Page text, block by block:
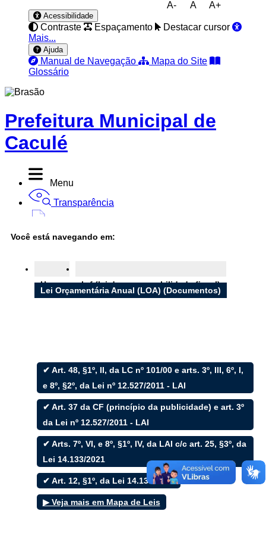
A- A A+
Acessibilidade
Contraste Espaçamento
Destacar cursor
Mais...
Ajuda
Manual de Navegação
Mapa do Site
Glossário
Prefeitura Municipal de
Caculé
Menu
Transparência
Ouvidoria
e-SIC
Filtrar por todos
Acesso à Informação
Cidadão
Empresas
Fotos
Notícias
Secretarias
Servidor
Transparência
Turistas
Videos
Áudios
Você está navegando em:
Home Lrf (lei de responsabilidade fiscal)
Lei Orçamentária Anual (LOA) (Documentos)
✔ Art. 48, §1º, II, da LC nº 101/00 e arts. 3º, III, 6º, I,
e 8º, §2º, da Lei nº 12.527/2011 - LAI
✔ Art. 37 da CF (princípio da publicidade) e art. 3º
da Lei nº 12.527/2011 - LAI
✔ Arts. 7º, VI, e 8º, §1º, IV, da LAI c/c art. 25, §3º, da
Lei 14.133/2021
✔ Art. 12, §1º, da Lei 14.133/2021
▶ Veja mais em Mapa de Leis